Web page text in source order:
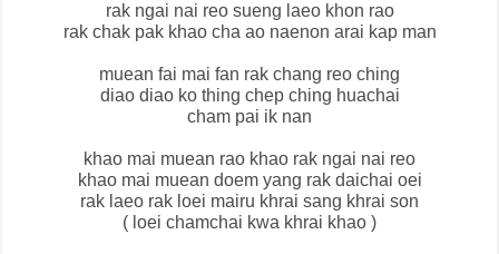
rak ngai nai reo sueng laeo khon rao
rak chak pak khao cha ao naenon arai kap man
muean fai mai fan rak chang reo ching
diao diao ko thing chep ching huachai
cham pai ik nan
khao mai muean rao khao rak ngai nai reo
khao mai muean doem yang rak daichai oei
rak laeo rak loei mairu khrai sang khrai son
( loei chamchai kwa khrai khao )